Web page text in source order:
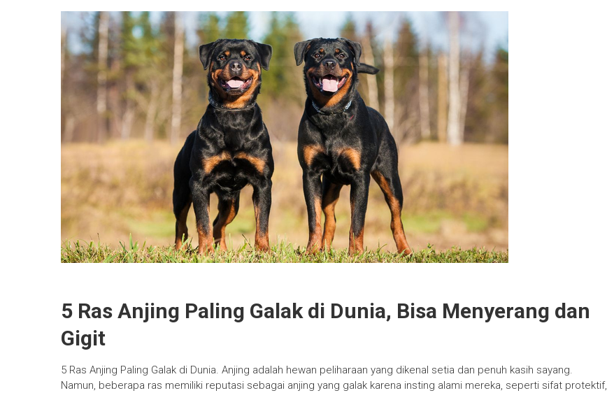
5 Ras Anjing Paling Galak di Dunia, Bisa Menyerang dan
Gigit
5 Ras Anjing Paling Galak di Dunia. Anjing adalah hewan peliharaan yang dikenal setia dan penuh kasih sayang.
Namun, beberapa ras memiliki reputasi sebagai anjing yang galak karena insting alami mereka, seperti sifat protektif,